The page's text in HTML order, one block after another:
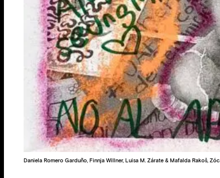
Daniela Romero Garduño, Finnja Willner, Luisa M. Zárate & Mafalda Rakoš,